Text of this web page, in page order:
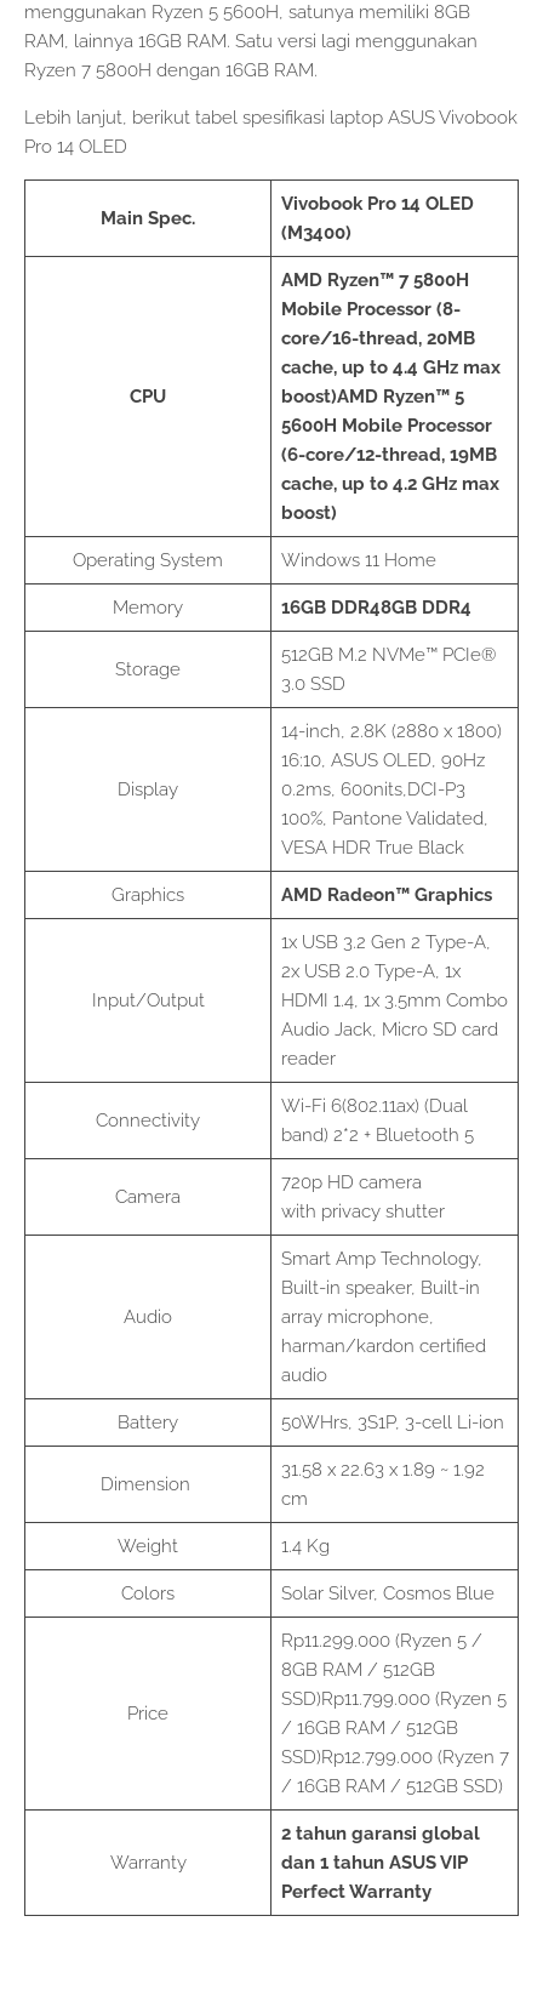
menggunakan Ryzen 5 5600H, satunya memiliki 8GB
RAM, lainnya 16GB RAM. Satu versi lagi menggunakan
Ryzen 7 5800H dengan 16GB RAM.
Lebih lanjut, berikut tabel spesifikasi laptop ASUS Vivobook
Pro 14 OLED
Main Spec.
Vivobook Pro 14 OLED
(M3400)
CPU
AMD Ryzen™ 7 5800H
Mobile Processor (8-
core/16-thread, 20MB
cache, up to 4.4 GHz max
boost)AMD Ryzen™ 5
5600H Mobile Processor
(6-core/12-thread, 19MB
cache, up to 4.2 GHz max
boost)
Operating System Windows 11 Home
Memory 16GB DDR48GB DDR4
Storage
512GB M.2 NVMe™ PCIe®
3.0 SSD
Display
14-inch, 2.8K (2880 x 1800)
16:10, ASUS OLED, 90Hz
0.2ms, 600nits,DCI-P3
100%, Pantone Validated,
VESA HDR True Black
Graphics AMD Radeon™ Graphics
Input/Output
1x USB 3.2 Gen 2 Type-A,
2x USB 2.0 Type-A, 1x
HDMI 1.4, 1x 3.5mm Combo
Audio Jack, Micro SD card
reader
Connectivity
Wi-Fi 6(802.11ax) (Dual
band) 2*2 + Bluetooth 5
Camera
720p HD camera
with privacy shutter
Audio
Smart Amp Technology,
Built-in speaker, Built-in
array microphone,
harman/kardon certified
audio
Battery 50WHrs, 3S1P, 3-cell Li-ion
Dimension
31.58 x 22.63 x 1.89 ~ 1.92
cm
Weight 1.4 Kg
Colors Solar Silver, Cosmos Blue
Price
Rp11.299.000 (Ryzen 5 /
8GB RAM / 512GB
SSD)Rp11.799.000 (Ryzen 5
/ 16GB RAM / 512GB
SSD)Rp12.799.000 (Ryzen 7
/ 16GB RAM / 512GB SSD)
Warranty
2 tahun garansi global
dan 1 tahun ASUS VIP
Perfect Warranty